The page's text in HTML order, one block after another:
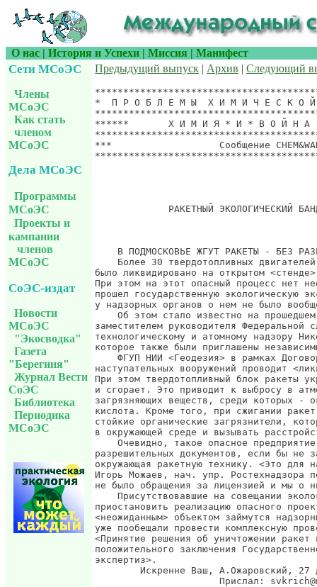
О нас | История и Успехи | Миссия | Манифест
Сети МСоЭС
Члены
МСоЭС
Как стать
членом
МСоЭС
Дела МСоЭС
Программы
МСоЭС
Проекты и
кампании
членов
МСоЭС
СоЭС-издат
Новости
МСоЭС
"Экосводка"
Газета
"Берегиня"
Журнал Вести
СоЭС
Библиотека
Периодика
МСоЭС
Предыдущий выпуск | Архив | Следующий
*  П Р О Б Л Е М Ы  Х И М И Ч Е С К О
******       Х И М И Я * И * В О Й Н
***                   Сообщение
РАКЕТНЫЙ ЭКОЛОГИЧЕСКИЙ
В ПОДМОСКОВЬЕ ЖГУТ РАКЕТЫ - БЕЗ
Более 30 твердотопливных
было ликвидировано на открытом
При этом на этот опасный процесс нет
прошел государственную экологическую
у надзорных органов о нем не было
Об этом стало известно на
заместителем руководителя Федеральной
технологическому и атомному надзору
которое также были приглашены
ФГУП НИИ <Геодезия> в рамках
наступательных вооружений проводит
При этом твердотопливный блок ракеты
и сгорает. Это приводит к выбросу в
загрязняющих веществ, среди которых -
кислота. Кроме того, при сжигании
стойкие органические загрязнители,
в окружающей среде и вызывать
Очевидно, такое опасное
разрешительных документов, если бы не
окружающая ракетную технику. <Это для
Игорь Можаев, нач. упр. Ростехнадзора
не было обращения за лицензией и мы о
Присутствовавшие на совещании
приостановить реализацию опасного
<неожиданным> объектом займутся
уже пообещали провести комплексную
<Принятие решения об уничтожении
положительного заключения
экспертиз>.
Искренне Ваш, А.Ожаровский, 27
Прислал: